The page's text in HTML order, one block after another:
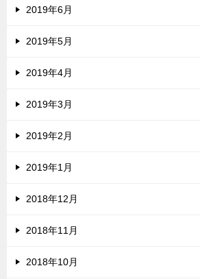
2019年6月
2019年5月
2019年4月
2019年3月
2019年2月
2019年1月
2018年12月
2018年11月
2018年10月